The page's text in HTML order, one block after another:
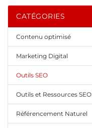
CATÉGORIES
Contenu optimisé
Marketing Digital
Outils SEO
Outils et Ressources SEO
Référencement Naturel